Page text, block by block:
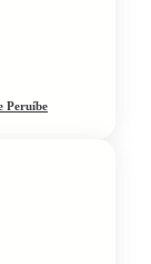
Peruíbe